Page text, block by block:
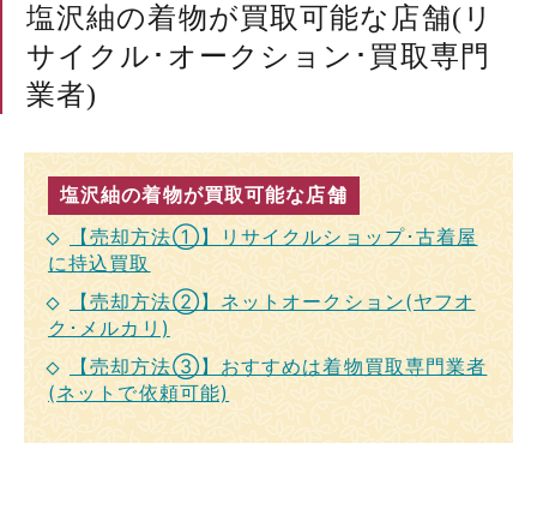
塩沢紬の着物が買取可能な店舗(リ
サイクル･オークション･買取専門
業者)
塩沢紬の着物が買取可能な店舗
【売却方法①】リサイクルショップ･古着屋
に持込買取
【売却方法②】ネットオークション(ヤフオ
ク･メルカリ)
【売却方法③】おすすめは着物買取専門業者
(ネットで依頼可能)